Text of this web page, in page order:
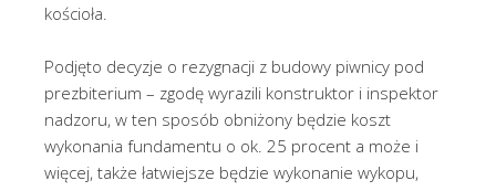
kościoła.
Podjęto decyzje o rezygnacji z budowy piwnicy pod
prezbiterium – zgodę wyrazili konstruktor i inspektor
nadzoru, w ten sposób obniżony będzie koszt
wykonania fundamentu o ok. 25 procent a może i
więcej, także łatwiejsze będzie wykonanie wykopu,